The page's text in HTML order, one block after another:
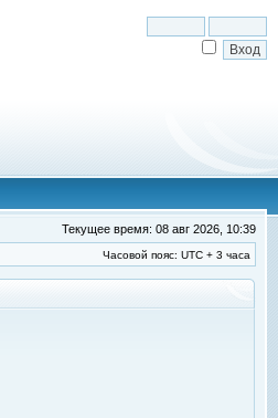
Текущее время: 08 авг 2026, 10:39
Часовой пояс: UTC + 3 часа